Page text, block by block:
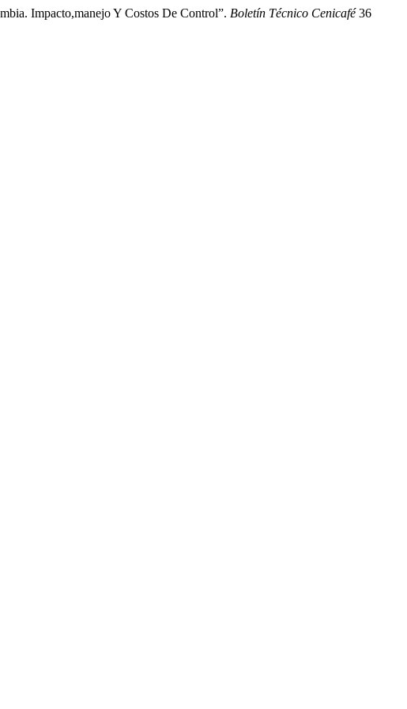
Impacto,manejo Y Costos De Control”. Boletín Técnico Cenicafé36